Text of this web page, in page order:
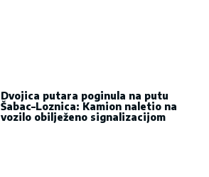
Dvojica putara poginula na putu
Šabac–Loznica: Kamion naletio na
vozilo obilježeno signalizacijom